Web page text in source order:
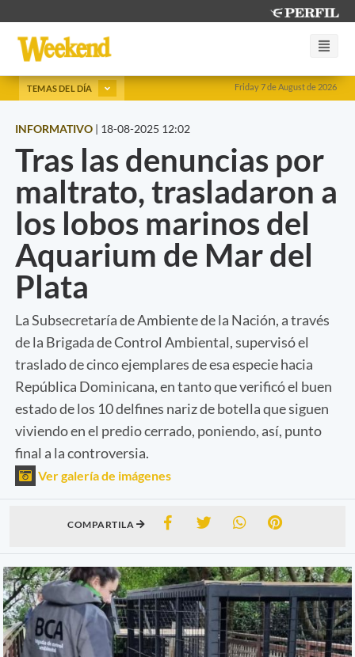
Friday 7 de August de 2026
TEMAS DEL DÍA
INFORMATIVO | 18-08-2025 12:02
Tras las denuncias por
maltrato, trasladaron a
los lobos marinos del
Aquarium de Mar del
Plata
La Subsecretaría de Ambiente de la Nación, a través
de la Brigada de Control Ambiental, supervisó el
traslado de cinco ejemplares de esa especie hacia
República Dominicana, en tanto que verificó el buen
estado de los 10 delfines nariz de botella que siguen
viviendo en el predio cerrado, poniendo, así, punto
final a la controversia.
Ver galería de imágenes
COMPARTILA